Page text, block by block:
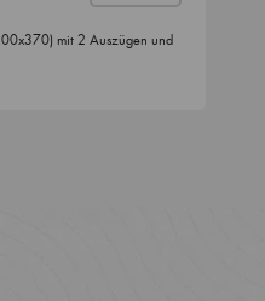
mit 2 Auszügen und